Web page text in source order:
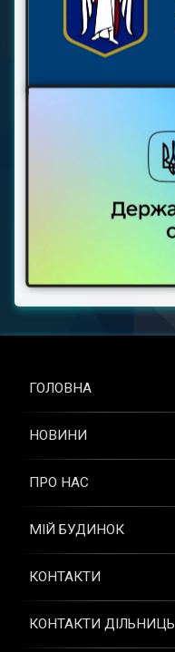
ГОЛОВНА
НОВИНИ
ПРО НАС
МІЙ БУДИНОК
КОНТАКТИ
КОНТАКТИ ДІЛЬНИЦЬ